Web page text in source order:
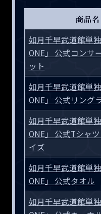
商品名
如月千早武道館単
ONE」 公式コンサ
ット
如月千早武道館単
ONE」 公式リング
如月千早武道館単
ONE」 公式Tシャ
イズ
如月千早武道館単
ONE」 公式タオル
如月千早武道館単